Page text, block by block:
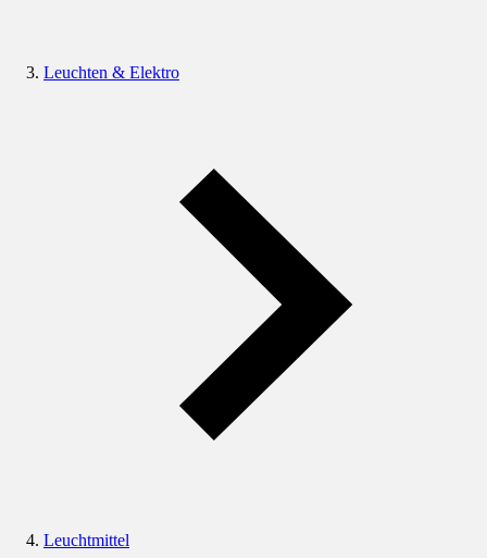
Leuchten & Elektro
Leuchtmittel